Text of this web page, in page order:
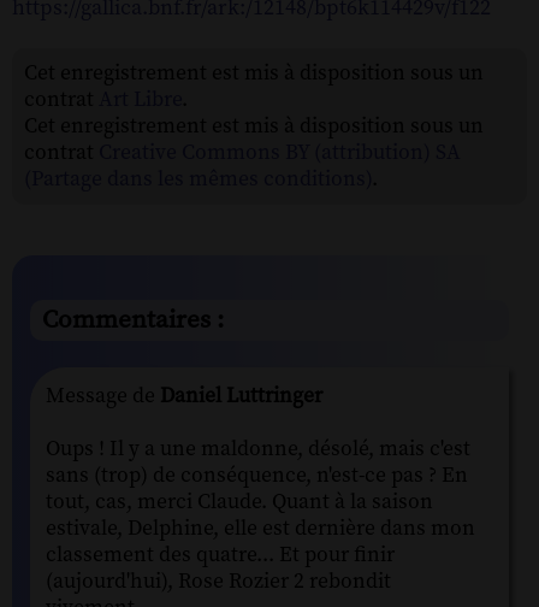
Commentaires :
Message de Daniel Luttringer
Oups ! Il y a une maldonne, désolé, mais c'est
sans (trop) de conséquence, n'est-ce pas ? En
tout, cas, merci Claude. Quant à la saison
estivale, Delphine, elle est dernière dans mon
classement des quatre... Et pour finir
(aujourd'hui), Rose Rozier 2 rebondit